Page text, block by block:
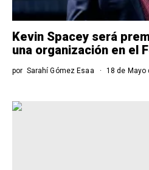
Kevin Spacey será
una organización en el
por Sarahí Gómez Esaa 18 de Mayo